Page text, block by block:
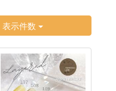
表示件数